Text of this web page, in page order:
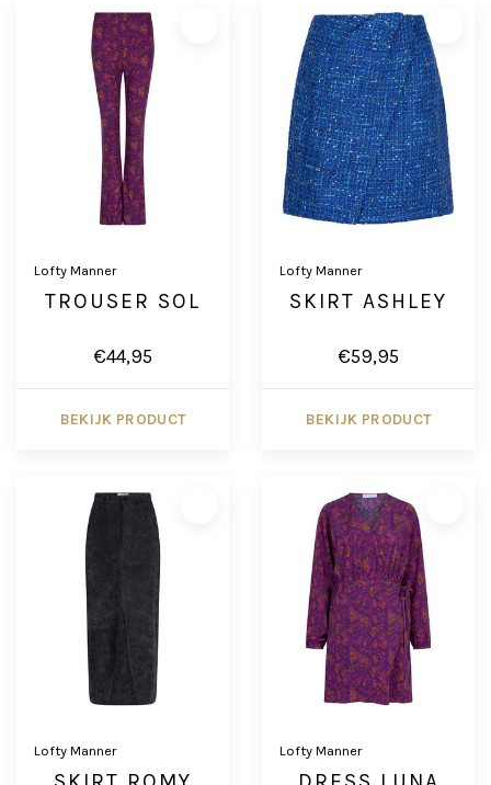
Lofty Manner
TROUSER SOL
€44,95
BEKIJK PRODUCT
Lofty Manner
SKIRT ASHLEY
€59,95
BEKIJK PRODUCT
Lofty Manner Lofty Manner